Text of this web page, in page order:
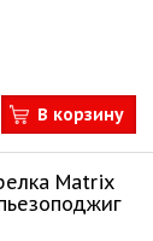
В корзину
Matrix